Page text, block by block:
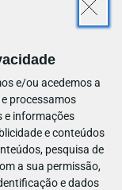
e/ou acedemos a
processamos
e informações
e conteúdos
pesquisa de
a sua permissão,
e dados